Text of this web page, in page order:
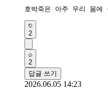
호박죽은 아주 우리 몸에
2
2
답글 쓰기
2026.06.05 14:23